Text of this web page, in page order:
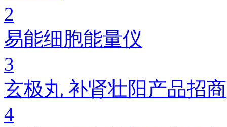
2
易能细胞能量仪
3
玄极丸 补肾壮阳产品招商
4